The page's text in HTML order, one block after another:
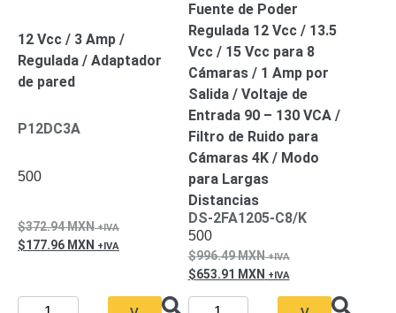
12 Vcc / 3 Amp /
Regulada / Adaptador
de pared
P12DC3A
500
372.94MXN
177.96 MXN
Fuente de Poder
Regulada 12 Vcc / 13.5
Vcc / 15 Vcc para 8
Cámaras / 1 Amp por
Salida / Voltaje de
Entrada 90 – 130 VCA /
Filtro de Ruido para
Cámaras 4K / Modo
para Largas
Distancias
DS-2FA1205-C8/K
500
996.49MXN
653.91 MXN